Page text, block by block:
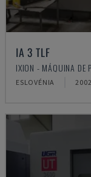
IA 3 TLF
IXION - MÁQUINA DE
ESLOVÉNIA 2002